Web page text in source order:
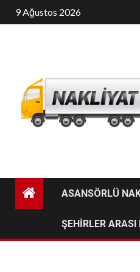
Skip
to
9 Ağustos 2026
ASANSÖRLÜ
ŞEHİRLER